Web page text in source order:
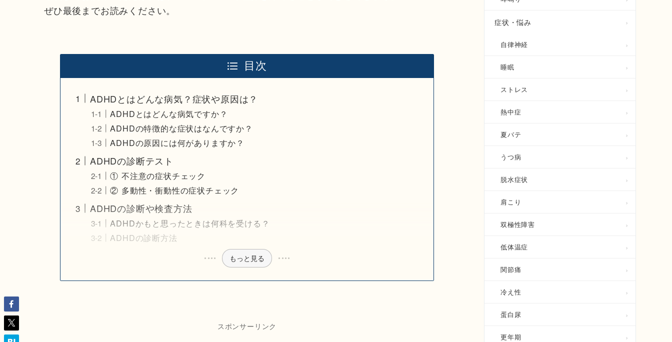
ぜひ最後までお読みください。
目次
ADHDとはどんな病気？症状や原因は？
ADHDとはどんな病気ですか？
ADHDの特徴的な症状はなんですか？
ADHDの原因には何がありますか？
ADHDの診断テスト
① 不注意の症状チェック
② 多動性・衝動性の症状チェック
ADHDの診断や検査方法
ADHDかもと思ったときは何科を受ける？
ADHDの診断方法
もっと見る
スポンサーリンク
症状・悩み
自律神経
睡眠
ストレス
熱中症
夏バテ
うつ病
脱水症状
肩こり
双極性障害
低体温症
関節痛
冷え性
蛋白尿
更年期